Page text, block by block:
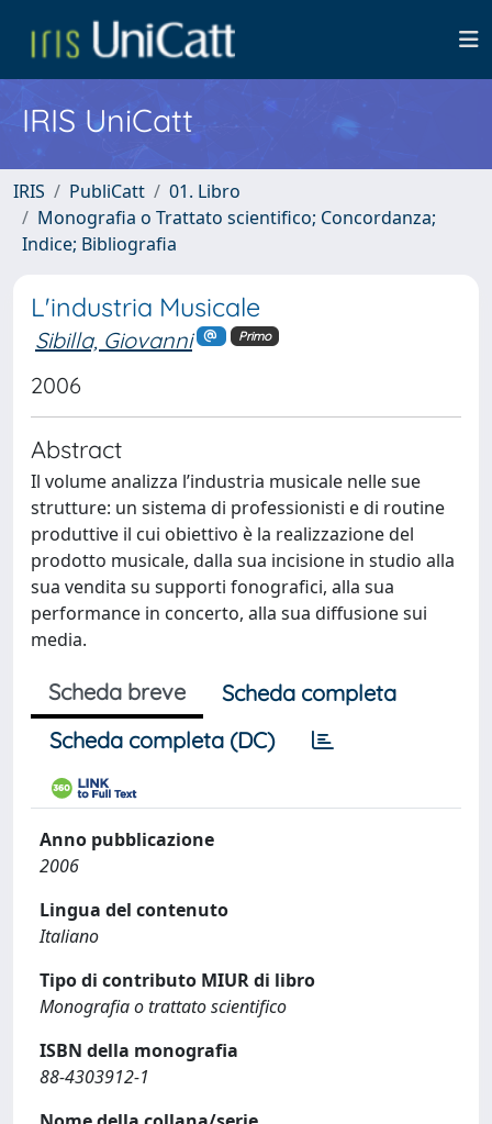
IRIS UniCatt
IRIS PubliCatt
01. Libro
Monografia o Trattato scientifico; Concordanza;
Indice; Bibliografia
L'industria Musicale
Sibilla, Giovanni Primo
2006
Abstract
Il volume analizza l’industria musicale nelle sue
strutture: un sistema di professionisti e di routine
produttive il cui obiettivo è la realizzazione del
prodotto musicale, dalla sua incisione in studio alla
sua vendita su supporti fonografici, alla sua
performance in concerto, alla sua diffusione sui
media.
Scheda breve
Scheda completa
Scheda completa (DC)
Anno pubblicazione
2006
Lingua del contenuto
Italiano
Tipo di contributo MIUR di libro
Monografia o trattato scientifico
ISBN della monografia
88-4303912-1